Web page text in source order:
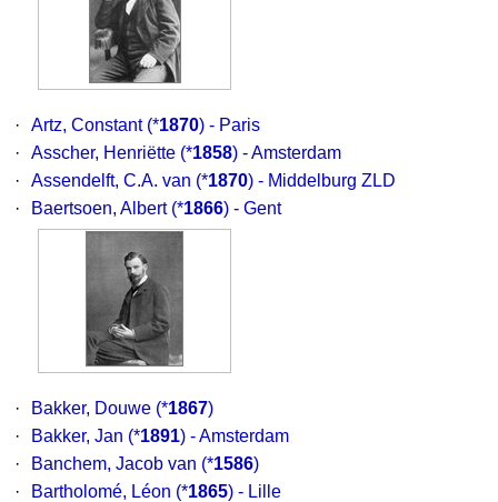
· Artz, Constant (*1870) - Paris
·
Asscher, Henriëtte (*1858) - Amsterdam
·
Assendelft, C.A. van (*1870) - Middelburg ZLD
·
Baertsoen, Albert (*1866) - Gent
· Bakker, Douwe (*1867)
·
Bakker, Jan (*1891) - Amsterdam
·
Banchem, Jacob van (*1586)
·
Bartholomé, Léon (*1865) - Lille